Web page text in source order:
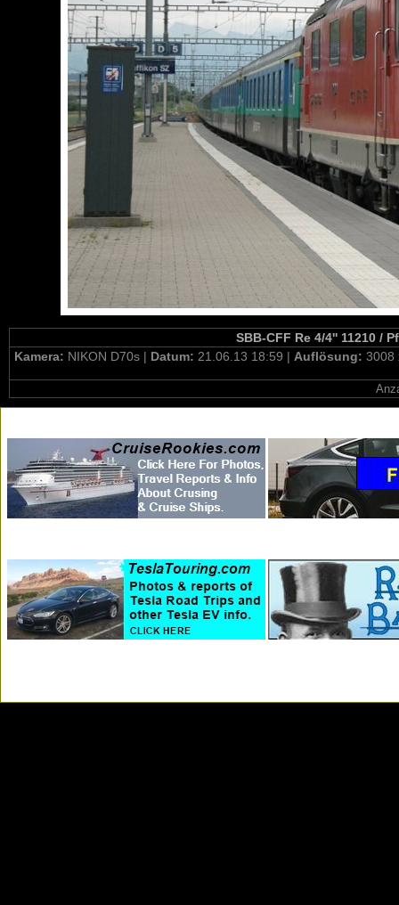
SBB-CFF Re 4/4'' 11210 /
Kamera: NIKON D70s | Datum: 21.06.13 18:59 | Auflösung: 3008